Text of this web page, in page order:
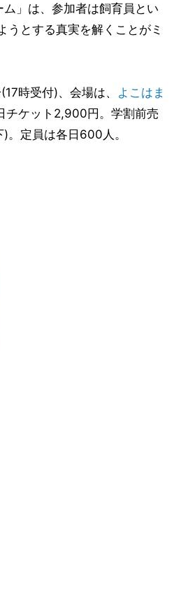
」は、参加者は飼育員とい
うとする真実を解くことがミ
時受付)、会場は、 よこはま
チケット2,900円。学割前売
定員は各日600人。